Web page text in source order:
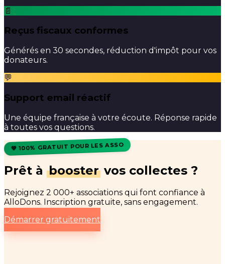
📄
Reçus fiscaux conformes
Générés en 30 secondes, réduction d'impôt pour vos
donateurs.
💬
Support email réactif
Une équipe française à votre écoute. Réponse rapide
à toutes vos questions.
💚 100% GRATUIT POUR LES ASSO
Prêt à booster vos collectes ?
Rejoignez 2 000+ associations qui font confiance à
AlloDons. Inscription gratuite, sans engagement.
Démarrer gratuitement